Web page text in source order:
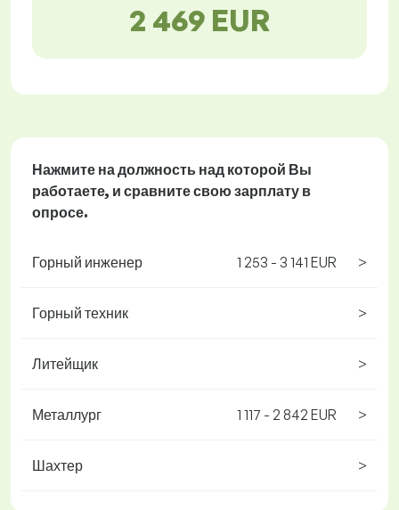
2 469 EUR
Нажмите на должность над которой Вы
работаете, и сравните свою зарплату в
опросе.
Горный инженер 1 253 - 3 141 EUR >
Горный техник >
Литейщик >
Металлург 1 117 - 2 842 EUR >
Шахтер >